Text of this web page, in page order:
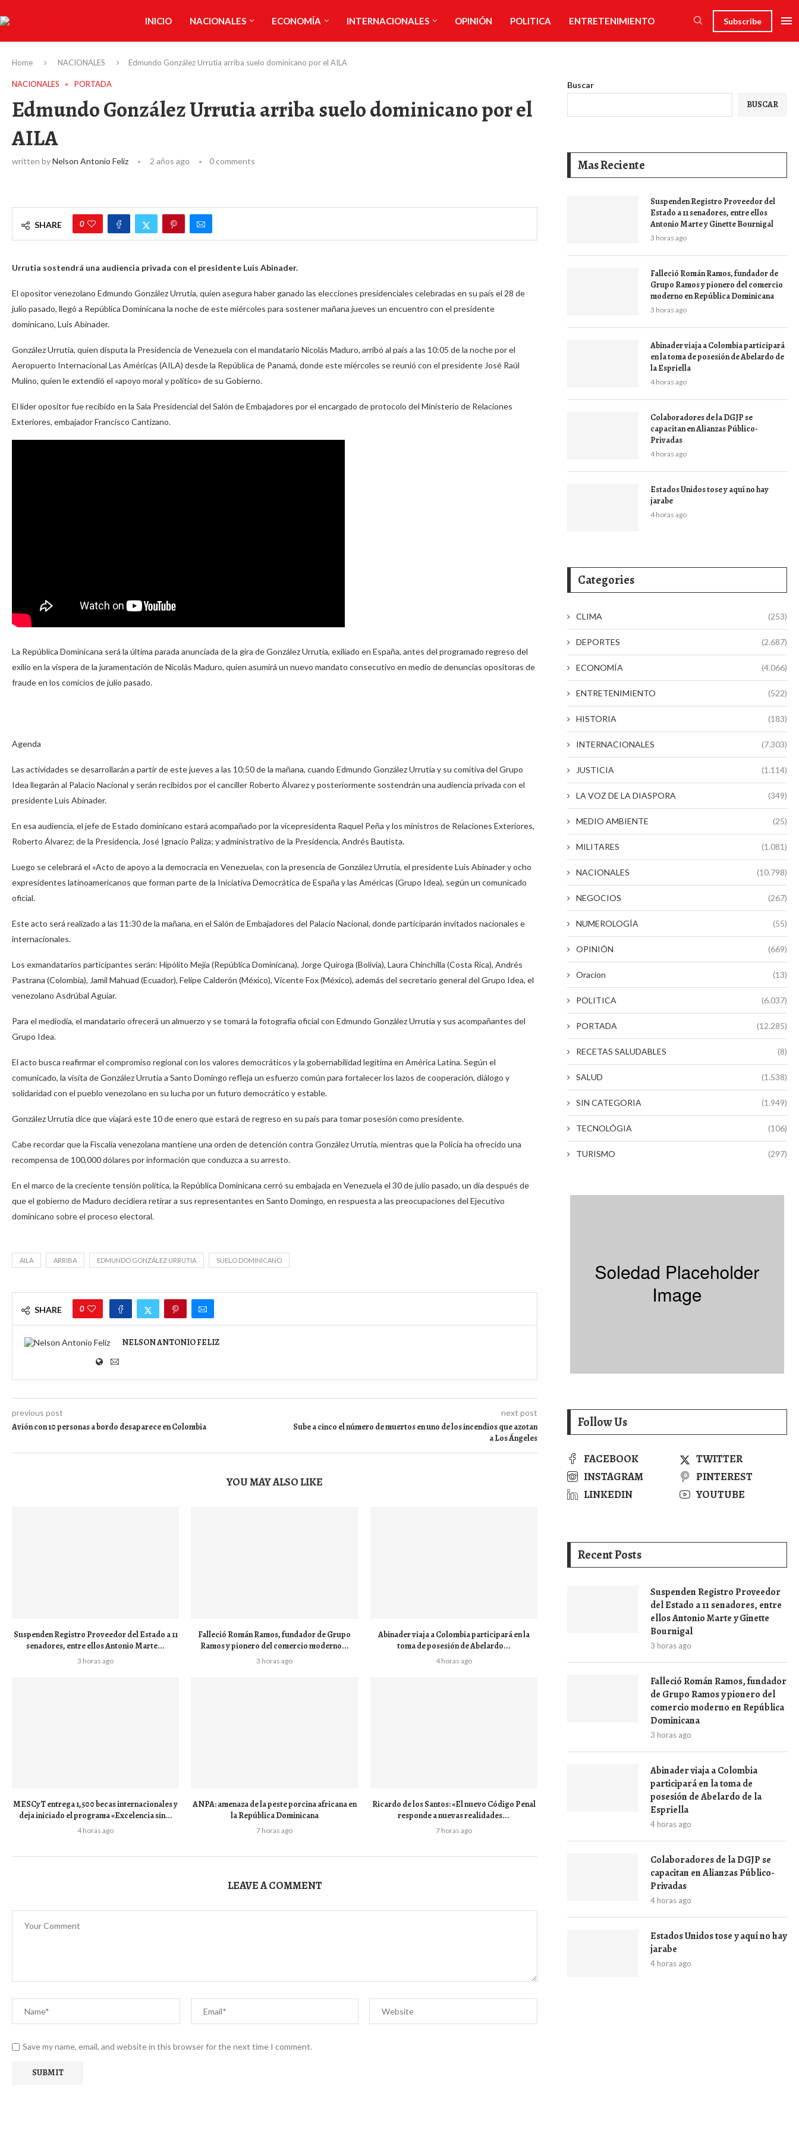
INICIO NACIONALES ECONOMÍA INTERNACIONALES OPINIÓN POLITICA ENTRETENIMIENTO Subscribe
Home NACIONALES Edmundo González Urrutia arriba suelo dominicano por el AILA
NACIONALES PORTADA
Edmundo González Urrutia arriba suelo dominicano por el
AILA
written byNelson Antonio Feliz 2 años ago 0 comments
SHARE 0
Urrutia sostendrá una audiencia privada con el presidente Luis Abinader.
El opositor venezolano Edmundo González Urrutia, quien asegura haber ganado las elecciones presidenciales celebradas en su país el 28 de
julio pasado, llegó a República Dominicana la noche de este miércoles para sostener mañana jueves un encuentro con el presidente
dominicano, Luis Abinader.
González Urrutia, quien disputa la Presidencia de Venezuela con el mandatario Nicolás Maduro, arribó al país a las 10:05 de la noche por el
Aeropuerto Internacional Las Américas (AILA) desde la República de Panamá, donde este miércoles se reunió con el presidente José Raúl
Mulino, quien le extendió el «apoyo moral y político» de su Gobierno.
El líder opositor fue recibido en la Sala Presidencial del Salón de Embajadores por el encargado de protocolo del Ministerio de Relaciones
Exteriores, embajador Francisco Cantizano.
La República Dominicana será la última parada anunciada de la gira de González Urrutia, exiliado en España, antes del programado regreso del
exilio en la víspera de la juramentación de Nicolás Maduro, quien asumirá un nuevo mandato consecutivo en medio de denuncias opositoras de
fraude en los comicios de julio pasado.
Agenda
Las actividades se desarrollarán a partir de este jueves a las 10:50 de la mañana, cuando Edmundo González Urrutia y su comitiva del Grupo
Idea llegarán al Palacio Nacional y serán recibidos por el canciller Roberto Álvarez y posteriormente sostendrán una audiencia privada con el
presidente Luis Abinader.
En esa audiencia, el jefe de Estado dominicano estará acompañado por la vicepresidenta Raquel Peña y los ministros de Relaciones Exteriores,
Roberto Álvarez; de la Presidencia, José Ignacio Paliza; y administrativo de la Presidencia, Andrés Bautista.
Luego se celebrará el «Acto de apoyo a la democracia en Venezuela», con la presencia de González Urrutia, el presidente Luis Abinader y ocho
expresidentes latinoamericanos que forman parte de la Iniciativa Democrática de España y las Américas (Grupo Idea), según un comunicado
oficial.
Este acto será realizado a las 11:30 de la mañana, en el Salón de Embajadores del Palacio Nacional, donde participarán invitados nacionales e
internacionales.
Los exmandatarios participantes serán: Hipólito Mejía (República Dominicana), Jorge Quiroga (Bolivia), Laura Chinchilla (Costa Rica), Andrés
Pastrana (Colombia), Jamil Mahuad (Ecuador), Felipe Calderón (México), Vicente Fox (México), además del secretario general del Grupo Idea, el
venezolano Asdrúbal Aguiar.
Para el mediodía, el mandatario ofrecerá un almuerzo y se tomará la fotografía oficial con Edmundo González Urrutia y sus acompañantes del
Grupo Idea.
El acto busca reafirmar el compromiso regional con los valores democráticos y la gobernabilidad legítima en América Latina. Según el
comunicado, la visita de González Urrutia a Santo Domingo refleja un esfuerzo común para fortalecer los lazos de cooperación, diálogo y
solidaridad con el pueblo venezolano en su lucha por un futuro democrático y estable.
González Urrutia dice que viajará este 10 de enero que estará de regreso en su país para tomar posesión como presidente.
Cabe recordar que la Fiscalía venezolana mantiene una orden de detención contra González Urrutia, mientras que la Policía ha ofrecido una
recompensa de 100,000 dólares por información que conduzca a su arresto.
En el marco de la creciente tensión política, la República Dominicana cerró su embajada en Venezuela el 30 de julio pasado, un día después de
que el gobierno de Maduro decidiera retirar a sus representantes en Santo Domingo, en respuesta a las preocupaciones del Ejecutivo
dominicano sobre el proceso electoral.
AILA ARRIBA EDMUNDO GONZÁLEZ URRUTIA SUELO DOMINICANO
SHARE 0
NELSON ANTONIO FELIZ
previous post
Avión con 10 personas a bordo desaparece en Colombia
next post
Sube a cinco el número de muertos en uno de los incendios que azotan
a Los Ángeles
YOU MAY ALSO LIKE
Suspenden Registro Proveedor del Estado a 11
senadores, entre ellos Antonio Marte...
3 horas ago
Falleció Román Ramos, fundador de Grupo
Ramos y pionero del comercio moderno...
3 horas ago
Abinader viaja a Colombia participará en la
toma de posesión de Abelardo...
4 horas ago
MESCyT entrega 1,500 becas internacionales y
deja iniciado el programa «Excelencia sin...
4 horas ago
ANPA: amenaza de la peste porcina africana en
la República Dominicana
7 horas ago
Ricardo de los Santos: «El nuevo Código Penal
responde a nuevas realidades...
7 horas ago
LEAVE A COMMENT
Save my name, email, and website in this browser for the next time I comment.
Buscar
BUSCAR
Mas Reciente
Suspenden Registro Proveedor del
Estado a 11 senadores, entre ellos
Antonio Marte y Ginette Bournigal
3 horas ago
Falleció Román Ramos, fundador de
Grupo Ramos y pionero del comercio
moderno en República Dominicana
3 horas ago
Abinader viaja a Colombia participará
en la toma de posesión de Abelardo de
la Espriella
4 horas ago
Colaboradores de la DGJP se
capacitan en Alianzas Público-
Privadas
4 horas ago
Estados Unidos tose y aquí no hay
jarabe
4 horas ago
Categories
CLIMA (253)
DEPORTES (2.687)
ECONOMÍA (4.066)
ENTRETENIMIENTO (522)
HISTORIA (183)
INTERNACIONALES (7.303)
JUSTICIA (1.114)
LA VOZ DE LA DIASPORA (349)
MEDIO AMBIENTE (25)
MILITARES (1.081)
NACIONALES (10.798)
NEGOCIOS (267)
NUMEROLOGÍA (55)
OPINIÓN (669)
Oracion (13)
POLITICA (6.037)
PORTADA (12.285)
RECETAS SALUDABLES (8)
SALUD (1.538)
SIN CATEGORIA (1.949)
TECNOLÓGIA (106)
TURISMO (297)
Follow Us
FACEBOOK
TWITTER
INSTAGRAM
PINTEREST
LINKEDIN
YOUTUBE
Recent Posts
Suspenden Registro Proveedor
del Estado a 11 senadores, entre
ellos Antonio Marte y Ginette
Bournigal
3 horas ago
Falleció Román Ramos, fundador
de Grupo Ramos y pionero del
comercio moderno en República
Dominicana
3 horas ago
Abinader viaja a Colombia
participará en la toma de
posesión de Abelardo de la
Espriella
4 horas ago
Colaboradores de la DGJP se
capacitan en Alianzas Público-
Privadas
4 horas ago
Estados Unidos tose y aquí no hay
jarabe
4 horas ago